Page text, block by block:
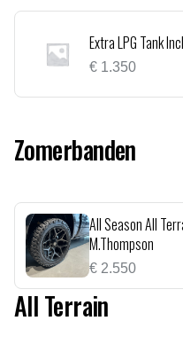
Extra LPG Tank
€ 1.350
Zomerbanden
All Season All
M.Thompson
€ 2.550
All Terrain